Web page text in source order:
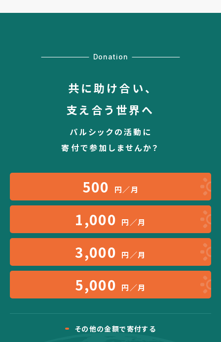
Donation
共に助け合い、
支え合う世界へ
パルシックの活動に
寄付で参加しませんか？
500 円／月
1,000 円／月
3,000 円／月
5,000 円／月
その他の金額で寄付する